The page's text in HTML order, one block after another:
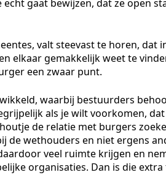
gaat bewijzen, dat ze open
valt steevast te horen, dat
elkaar gemakkelijk weet te
een zwaar punt.
waarbij bestuurders
als je wilt voorkomen,
de relatie met burgers
wethouders en niet ergens
veel ruimte krijgen en
organisaties. Dan is die